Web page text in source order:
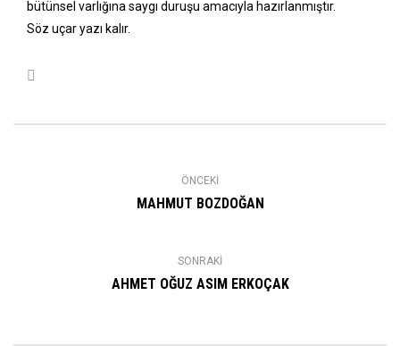
bütünsel varlığına saygı duruşu amacıyla hazırlanmıştır.
Söz uçar yazı kalır.
ÖNCEKI
MAHMUT BOZDOĞAN
SONRAKI
AHMET OĞUZ ASIM ERKOÇAK